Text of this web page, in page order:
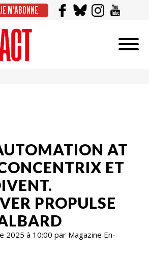
JE M'ABONNE
AT
ET
PROPULSE
2025 à 10:00 par Magazine En-